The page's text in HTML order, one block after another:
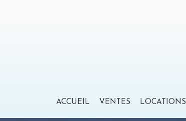
ACCUEIL VENTES LOCATIONS